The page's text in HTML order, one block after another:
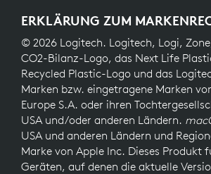
ERKLÄRUNG ZUM
© 2026 Logitech. Logitech, Logi,
CO2-Bilanz-Logo, das Next Life
Recycled Plastic-Logo und das
Marken bzw. eingetragene Marken
Europe S.A. oder ihren
USA und/oder anderen Ländern.
USA und anderen Ländern und
Marke von Apple Inc. Dieses
Geräten, auf denen die aktuelle